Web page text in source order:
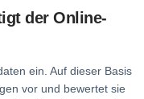
der Online-
ein. Auf dieser Basis
vor und bewertet sie